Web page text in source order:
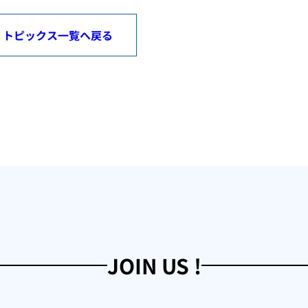
トピックス一覧へ戻る
JOIN US !